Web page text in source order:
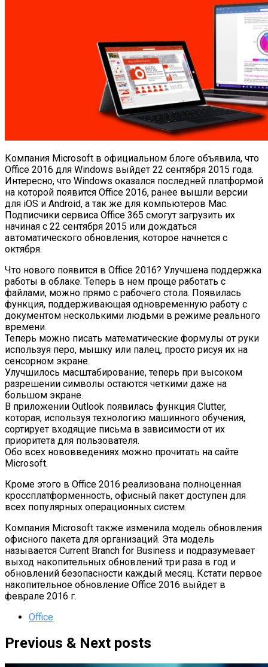
Компания Microsoft в официальном блоге объявила, что
Office 2016 для Windows выйдет 22 сентября 2015 года.
Интересно, что Windows оказался последней платформой
на которой появится Office 2016, ранее вышли версии
для iOS и Android, а так же для компьютеров Mac.
Подписчики сервиса Office 365 смогут загрузить их
начиная с 22 сентября 2015 или дождаться
автоматического обновления, которое начнется с
октября.
Что нового появится в Office 2016? Улучшена поддержка
работы в облаке. Теперь в нем проще работать с
файлами, можно прямо с рабочего стола. Появилась
функция, поддерживающая одновременную работу с
документом несколькими людьми в режиме реального
времени.
Теперь можно писать математические формулы от руки
используя перо, мышку или палец, просто рисуя их на
сенсорном экране.
Улучшилось масштабирование, теперь при высоком
разрешении символы остаются четкими даже на
большом экране.
В приложении Outlook появилась функция Clutter,
которая, используя технологию машинного обучения,
сортирует входящие письма в зависимости от их
приоритета для пользователя.
Обо всех нововведениях можно прочитать на сайте
Microsoft.
Кроме этого в Office 2016 реализована полноценная
кроссплатформенность, офисный пакет доступен для
всех популярных операционных систем.
Компания Microsoft также изменила модель обновления
офисного пакета для организаций. Эта модель
называется Current Branch for Business и подразумевает
выход накопительных обновлений три раза в год и
обновлений безопасности каждый месяц. Кстати первое
накопительное обновление Office 2016 выйдет в
феврале 2016 г.
Office
Previous & Next posts